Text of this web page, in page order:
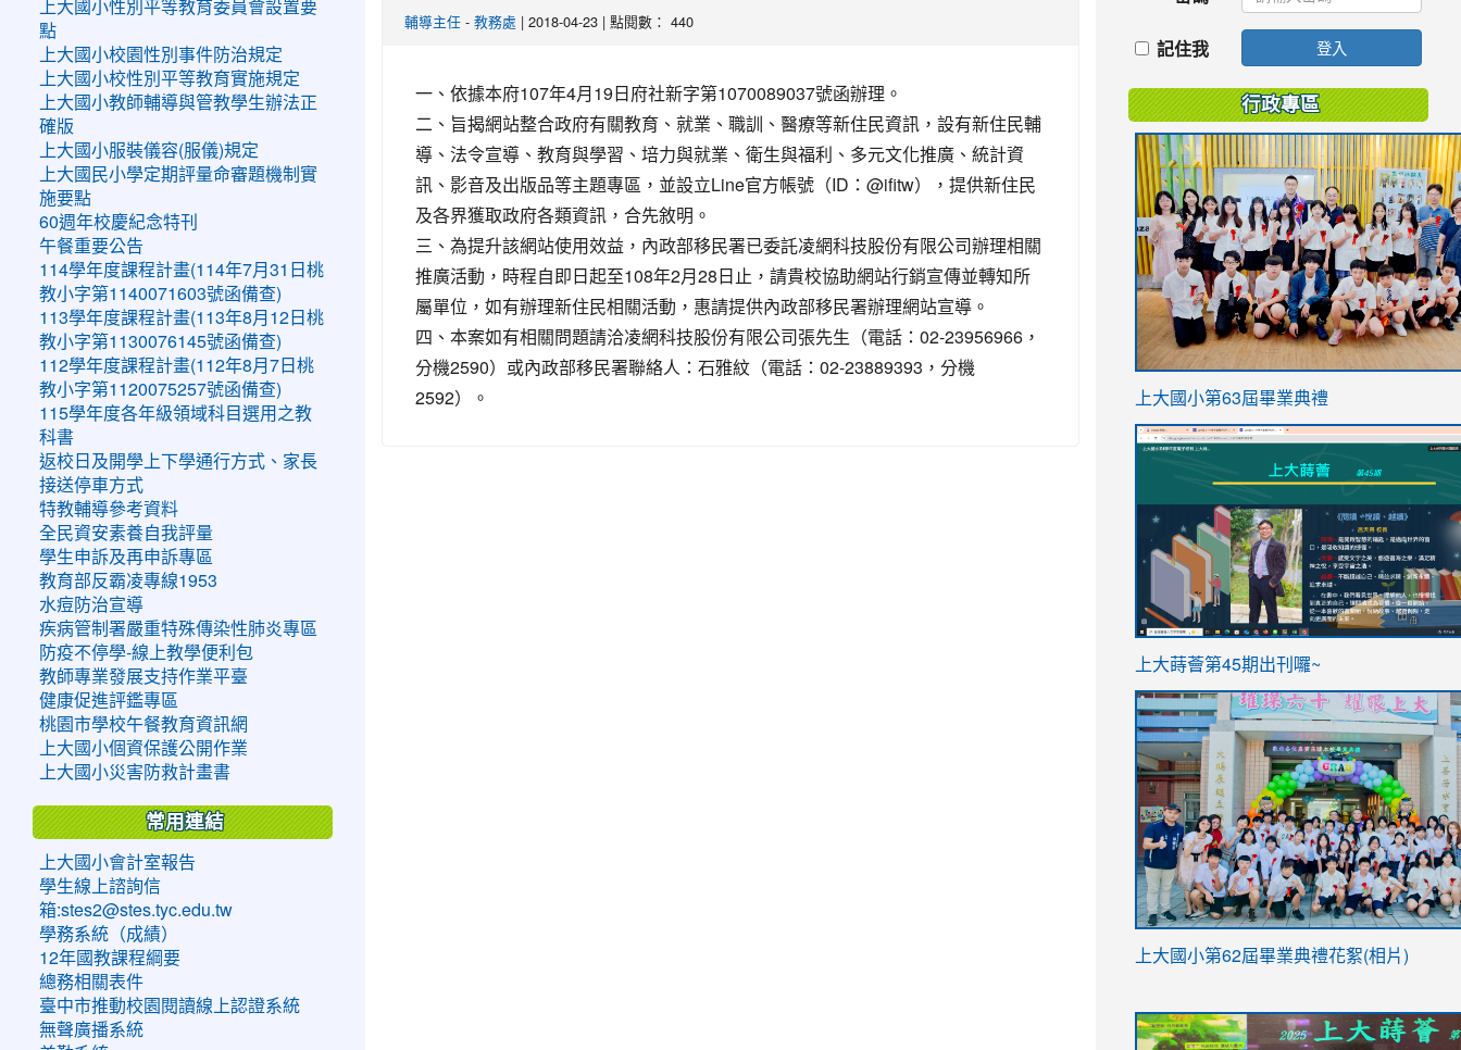
輔導主任 - 教務處 | 2018-04-23 | 點閱數： 440
一、依據本府107年4月19日府社新字第1070089037號函辦理。
二、旨揭網站整合政府有關教育、就業、職訓、醫療等新住民資訊，設有新住民輔
導、法令宣導、教育與學習、培力與就業、衛生與福利、多元文化推廣、統計資
訊、影音及出版品等主題專區，並設立Line官方帳號（ID：@ifitw），提供新住民
及各界獲取政府各類資訊，合先敘明。
三、為提升該網站使用效益，內政部移民署已委託凌網科技股份有限公司辦理相關
推廣活動，時程自即日起至108年2月28日止，請貴校協助網站行銷宣傳並轉知所
屬單位，如有辦理新住民相關活動，惠請提供內政部移民署辦理網站宣導。
四、本案如有相關問題請洽凌網科技股份有限公司張先生（電話：02-23956966，
分機2590）或內政部移民署聯絡人：石雅紋（電話：02-23889393，分機
2592）。
上大國小性別平等教育委員會設置要
點
上大國小校園性別事件防治規定
上大國小校性別平等教育實施規定
上大國小教師輔導與管教學生辦法正
確版
上大國小服裝儀容(服儀)規定
上大國民小學定期評量命審題機制實
施要點
60週年校慶紀念特刊
午餐重要公告
114學年度課程計畫(114年7月31日桃
教小字第1140071603號函備查)
113學年度課程計畫(113年8月12日桃
教小字第1130076145號函備查)
112學年度課程計畫(112年8月7日桃
教小字第1120075257號函備查)
115學年度各年級領域科目選用之教
科書
返校日及開學上下學通行方式、家長
接送停車方式
特教輔導參考資料
全民資安素養自我評量
學生申訴及再申訴專區
教育部反霸凌專線1953
水痘防治宣導
疾病管制署嚴重特殊傳染性肺炎專區
防疫不停學-線上教學便利包
教師專業發展支持作業平臺
健康促進評鑑專區
桃園市學校午餐教育資訊網
上大國小個資保護公開作業
上大國小災害防救計畫書
常用連結
上大國小會計室報告
學生線上諮詢信
箱:stes2@stes.tyc.edu.tw
學務系統（成績）
12年國教課程綱要
總務相關表件
臺中市推動校園閱讀線上認證系統
無聲廣播系統
記住我 登入
行政專區
link
https://sites.google.com/stes.tyc.edu.tw/
上大國小第63屆畢業典禮
link
ink
https://sites.google.com/stes.tyc.edu.tw/
link
https://sites.google.com/stes.tyc.edu.tw/
上大蒔薈第45期出刊囉~
link
YfDQppRvyMk686kIw6SBbssEIZ6WnT/
上大國小第62屆畢業典禮花絮(相片)
to
to